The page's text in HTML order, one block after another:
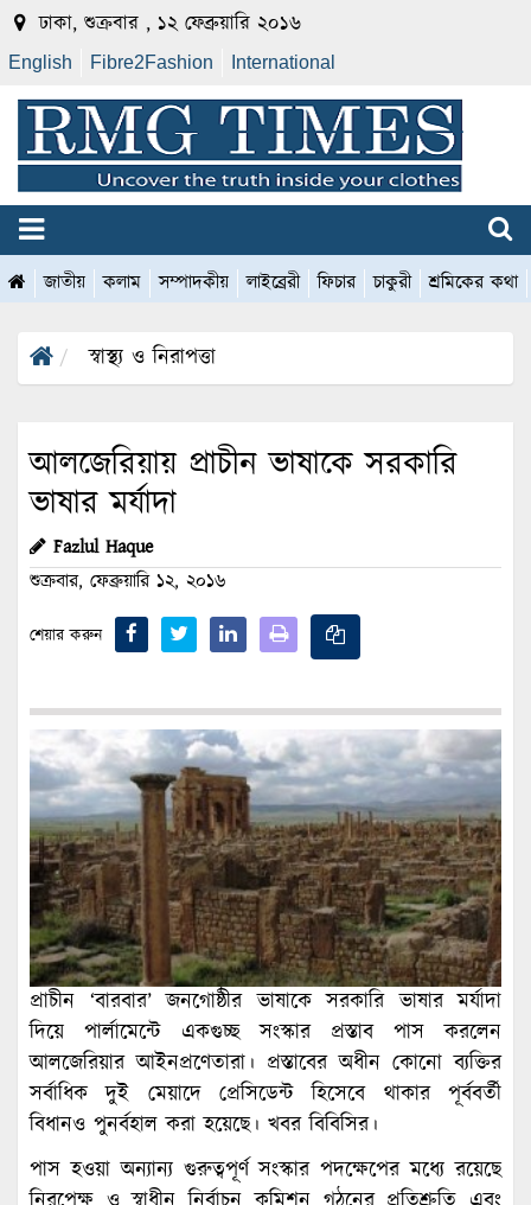
ঢাকা, শুক্রবার , ১২ ফেব্রুয়ারি ২০১৬
English Fibre2Fashion International
জাতীয় কলাম সম্পাদকীয় লাইব্রেরী ফিচার চাকুরী শ্রমিকের কথা
স্বাস্থ্য ও নিরাপত্তা
আলজেরিয়ায় প্রাচীন ভাষাকে সরকারি
ভাষার মর্যাদা
Fazlul Haque
শুক্রবার, ফেব্রুয়ারি ১২, ২০১৬
শেয়ার করুন
প্রাচীন ‘বারবার’ জনগোষ্ঠীর ভাষাকে সরকারি ভাষার মর্যাদা
দিয়ে পার্লামেন্টে একগুচ্ছ সংস্কার প্রস্তাব পাস করলেন
আলজেরিয়ার আইনপ্রণেতারা। প্রস্তাবের অধীন কোনো ব্যক্তির
সর্বাধিক দুই মেয়াদে প্রেসিডেন্ট হিসেবে থাকার পূর্ববর্তী
বিধানও পুনর্বহাল করা হয়েছে। খবর বিবিসির।
পাস হওয়া অন্যান্য গুরুত্বপূর্ণ সংস্কার পদক্ষেপের মধ্যে রয়েছে